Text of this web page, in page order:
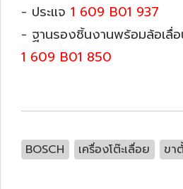
- ประแจ 1 609 B01 937
- ฐานรองชิ้นงานพร้อมล้อเลื่
1 609 B01 850
BOSCH เครื่องโต๊ะเลื่อย ขา